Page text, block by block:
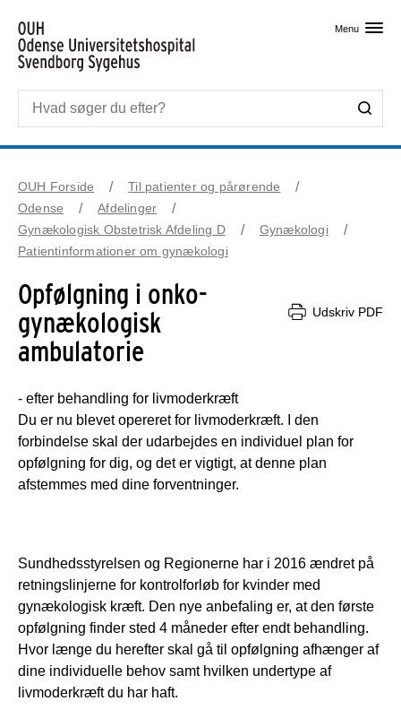
Menu
OUH Forside
Til patienter og pårørende
Odense
Afdelinger
Gynækologisk Obstetrisk Afdeling D
Gynækologi
Patientinformationer om gynækologi
Opfølgning i onko-
gynækologisk
ambulatorie
Udskriv PDF
- efter behandling for livmoderkræft
Du er nu blevet opereret for livmoderkræft. I den
forbindelse skal der udarbejdes en individuel plan for
opfølgning for dig, og det er vigtigt, at denne plan
afstemmes med dine forventninger.
Sundhedsstyrelsen og Regionerne har i 2016 ændret på
retningslinjerne for kontrolforløb for kvinder med
gynækologisk kræft. Den nye anbefaling er, at den første
opfølgning finder sted 4 måneder efter endt behandling.
Hvor længe du herefter skal gå til opfølgning afhænger af
dine individuelle behov samt hvilken undertype af
livmoderkræft du har haft.